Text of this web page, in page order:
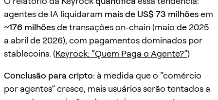
agentes de IA liquidaram mais de US$ 73 milhõesem
~176 milhõesde transações on-chain (maio de 2025
a abril de 2026), com pagamentos dominados por
stablecoins. (Keyrock: “Quem Paga o Agente?”)
Conclusão para cripto: à medida que o “comércio
por agentes” cresce, mais usuários serão tentados a